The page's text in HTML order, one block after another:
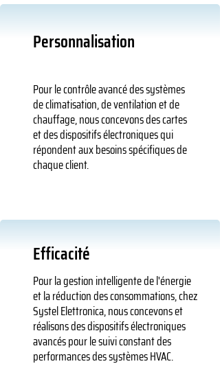
Personnalisation
Pour le contrôle avancé des systèmes
de climatisation, de ventilation et de
chauffage, nous concevons des cartes
et des dispositifs électroniques qui
répondent aux besoins spécifiques de
chaque client.
Efficacité
Pour la gestion intelligente de l'énergie
et la réduction des consommations, chez
Systel Elettronica, nous concevons et
réalisons des dispositifs électroniques
avancés pour le suivi constant des
performances des systèmes HVAC.